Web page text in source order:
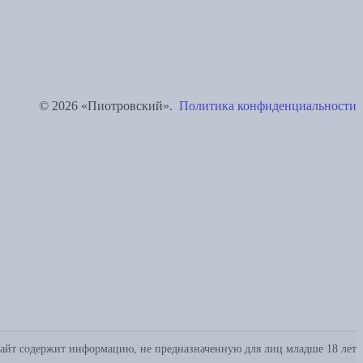
© 2026 «Пиотровский». Политика конфиденциальности
содержит информацию, не предназначенную для лиц младше 18 лет